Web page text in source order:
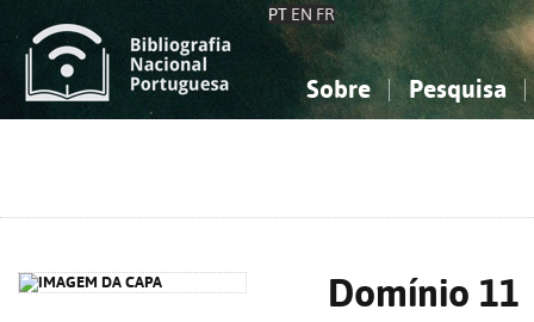
PT EN FR
Sobre Pesquisa
Domínio 11